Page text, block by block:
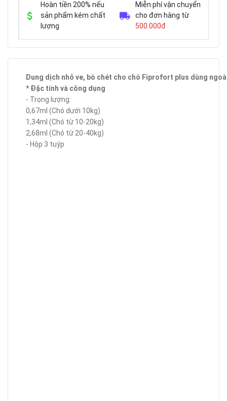
Hoàn tiền 200% nếu
sản phẩm kém chất
lượng
Miễn phí vận chuyển
cho đơn hàng từ
500.000đ
Dung dịch nhỏ ve, bò chét cho chó Fiprofort plus dùng
* Đặc tính và công dụng
- Trọng lượng:
0,67ml (Chó dưới 10kg)
1,34ml (Chó từ 10-20kg)
2,68ml (Chó từ 20-40kg)
- Hộp 3 tuýp